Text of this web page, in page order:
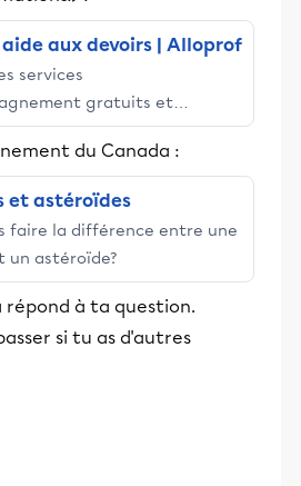
aux devoirs | Alloprof
services
gratuits et
Alloprof engage les élèves
dans la réussite
du Canada :
et astéroïdes
faire la différence entre une
un astéroïde?
répond à ta question.
si tu as d'autres